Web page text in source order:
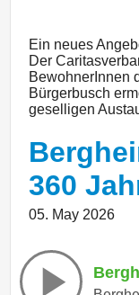
Ein neues
Der
BewohnerInnen
Bürgerbusch
geselligen
360
05. May 2026